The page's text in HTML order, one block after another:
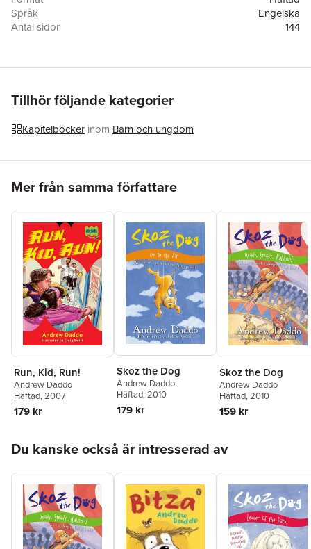
Språk
Engelska
Antal sidor
144
Tillhör följande kategorier
Kapitelböcker inom Barn och ungdom
Mer från samma författare
Run, Kid, Run!
Andrew Daddo
Häftad, 2007
179 kr
Skoz the Dog
Andrew Daddo
Häftad, 2010
179 kr
Skoz the Dog
Andrew Daddo
Häftad, 2010
159 kr
Du kanske också är intresserad av